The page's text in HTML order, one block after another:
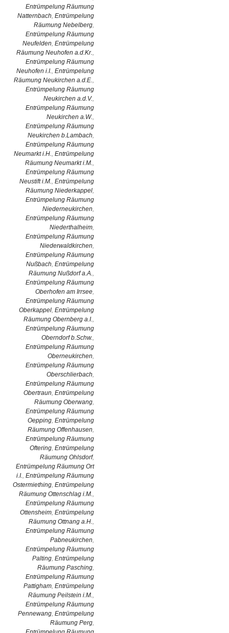
Entrümpelung Räumung
Natternbach, Entrümpelung
Räumung Nebelberg,
Entrümpelung Räumung
Neufelden, Entrümpelung
Räumung Neuhofen a.d.Kr.,
Entrümpelung Räumung
Neuhofen i.I., Entrümpelung
Räumung Neukirchen a.d.E.,
Entrümpelung Räumung
Neukirchen a.d.V.,
Entrümpelung Räumung
Neukirchen a.W.,
Entrümpelung Räumung
Neukirchen b.Lambach,
Entrümpelung Räumung
Neumarkt i.H., Entrümpelung
Räumung Neumarkt i.M.,
Entrümpelung Räumung
Neustift i.M., Entrümpelung
Räumung Niederkappel,
Entrümpelung Räumung
Niederneukirchen,
Entrümpelung Räumung
Niederthalheim,
Entrümpelung Räumung
Niederwaldkirchen,
Entrümpelung Räumung
Nußbach, Entrümpelung
Räumung Nußdorf a.A.,
Entrümpelung Räumung
Oberhofen am Irrsee,
Entrümpelung Räumung
Oberkappel, Entrümpelung
Räumung Obernberg a.I.,
Entrümpelung Räumung
Oberndorf b.Schw.,
Entrümpelung Räumung
Oberneukirchen,
Entrümpelung Räumung
Oberschlierbach,
Entrümpelung Räumung
Obertraun, Entrümpelung
Räumung Oberwang,
Entrümpelung Räumung
Oepping, Entrümpelung
Räumung Offenhausen,
Entrümpelung Räumung
Oftering, Entrümpelung
Räumung Ohlsdorf,
Entrümpelung Räumung Ort
i.I., Entrümpelung Räumung
Ostermiething, Entrümpelung
Räumung Ottenschlag i.M.,
Entrümpelung Räumung
Ottensheim, Entrümpelung
Räumung Ottnang a.H.,
Entrümpelung Räumung
Pabneukirchen,
Entrümpelung Räumung
Palting, Entrümpelung
Räumung Pasching,
Entrümpelung Räumung
Pattigham, Entrümpelung
Räumung Peilstein i.M.,
Entrümpelung Räumung
Pennewang, Entrümpelung
Räumung Perg,